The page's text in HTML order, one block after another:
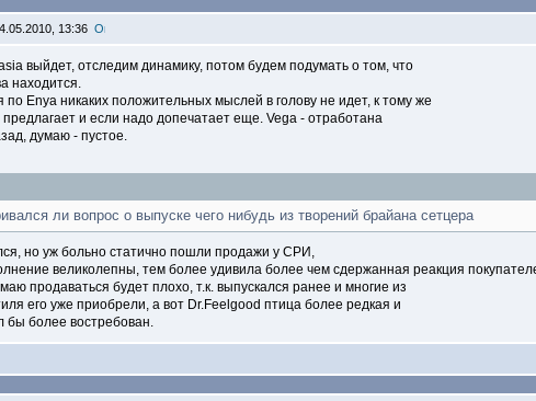
13:36
выйдет, отследим динамику, потом будем подумать о том, что
находится.
по Enya никаких положительных мыслей в голову не идет, к тому же
предлагает и если надо допечатает еще. Vega - отработана
думаю - пустое.
ли вопрос о выпуске чего нибудь из творений брайана сетцера
но уж больно статично пошли продажи у СРИ,
великолепны, тем более удивила более чем сдержанная реакция
продаваться будет плохо, т.к. выпускался ранее и многие из
его уже приобрели, а вот Dr.Feelgood птица более редкая и
бы более востребован.